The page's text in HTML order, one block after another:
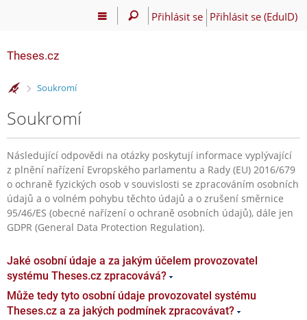
Přihlásit se Přihlásit se (EduID)
Theses.cz
>
Soukromí
Soukromí
Následující odpovědi na otázky poskytují informace vyplývající
z plnění nařízení Evropského parlamentu a Rady (EU) 2016/679
o ochraně fyzických osob v souvislosti se zpracováním osobních
údajů a o volném pohybu těchto údajů a o zrušení směrnice
95/46/ES (obecné nařízení o ochraně osobních údajů), dále jen
GDPR (General Data Protection Regulation).
Jaké osobní údaje a za jakým účelem provozovatel
systému Theses.cz zpracovává?
Může tedy tyto osobní údaje provozovatel systému
Theses.cz a za jakých podmínek zpracovávat?